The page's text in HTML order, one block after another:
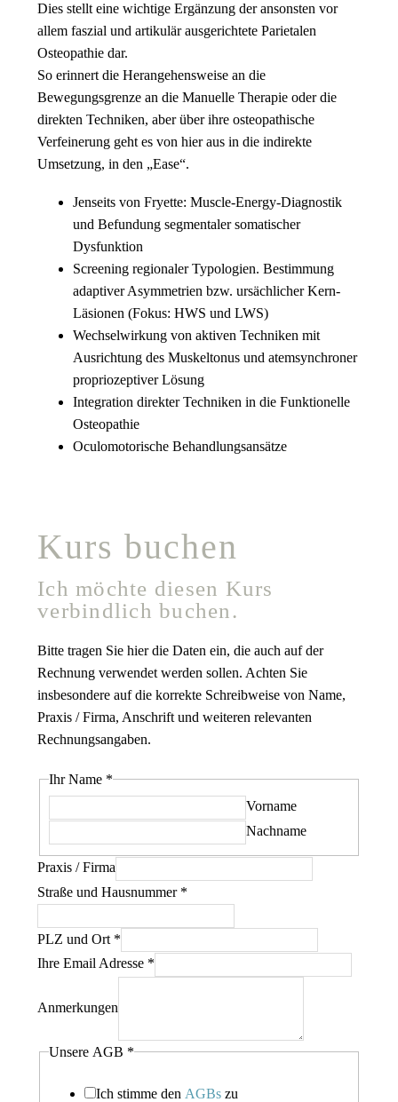
Dies stellt eine wichtige Ergänzung der ansonsten vor
allem faszial und artikulär ausgerichtete Parietalen
Osteopathie dar.
So erinnert die Herangehensweise an die
Bewegungsgrenze an die Manuelle Therapie oder die
direkten Techniken, aber über ihre osteopathische
Verfeinerung geht es von hier aus in die indirekte
Umsetzung, in den „Ease“.
Jenseits von Fryette: Muscle-Energy-Diagnostik
und Befundung segmentaler somatischer
Dysfunktion
Screening regionaler Typologien. Bestimmung
adaptiver Asymmetrien bzw. ursächlicher Kern-
Läsionen (Fokus: HWS und LWS)
Wechselwirkung von aktiven Techniken mit
Ausrichtung des Muskeltonus und atemsynchroner
propriozeptiver Lösung
Integration direkter Techniken in die Funktionelle
Osteopathie
Oculomotorische Behandlungsansätze
Kurs buchen
Ich möchte diesen Kurs
verbindlich buchen.
Bitte tragen Sie hier die Daten ein, die auch auf der
Rechnung verwendet werden sollen. Achten Sie
insbesondere auf die korrekte Schreibweise von Name,
Praxis / Firma, Anschrift und weiteren relevanten
Rechnungsangaben.
und
PLZ
Ort
Ihr Name *
Vorname
Nachname
Praxis / Firma
Straße und Hausnummer *
PLZ und Ort *
Ihre Email Adresse *
Anmerkungen
Unsere AGB *
Ich stimme den AGBs zu